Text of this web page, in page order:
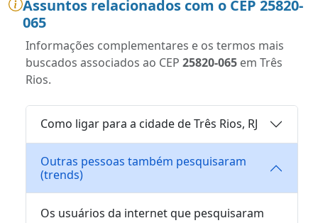
Assuntos relacionados com o CEP 25820-
065
Informações complementares e os termos mais
buscados associados ao CEP 25820-065 em Três
Rios.
Como ligar para a cidade de Três Rios, RJ
Outras pessoas também pesquisaram
(trends)
Os usuários da internet que pesquisaram